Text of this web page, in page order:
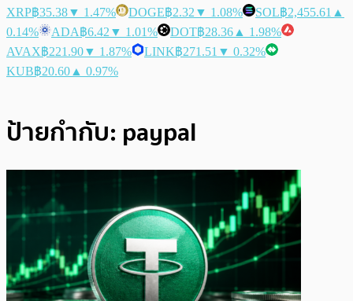
XRP฿35.38▼ 1.47% DOGE฿2.32 ▼ 1.08% SOL฿2,455.61 ▲
0.14%
ADA฿6.42 ▼ 1.01% DOT฿28.36 ▲ 1.98%
AVAX฿221.90▼ 1.87% LINK฿271.51 ▼ 0.32%
KUB฿20.60 ▲ 0.97%
ป้ายกำกับ: paypal